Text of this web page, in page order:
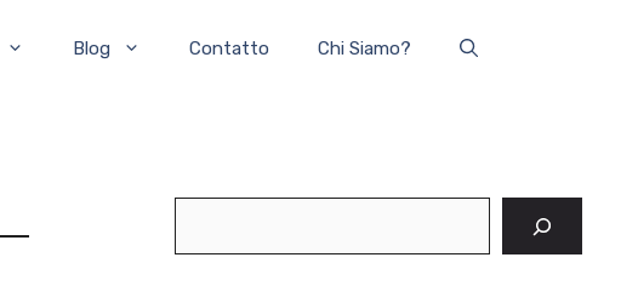
Blog Contatto Chi Siamo?